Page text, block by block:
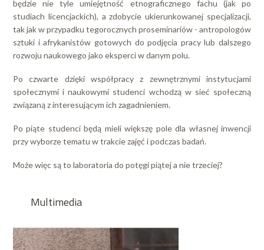
będzie nie tyle umiejętność etnograficznego fachu (jak po
studiach licencjackich), a zdobycie ukierunkowanej specjalizacji,
tak jak w przypadku tegorocznych proseminariów - antropologów
sztuki i afrykanistów gotowych do podjęcia pracy lub dalszego
rozwoju naukowego jako eksperci w danym polu.
Po czwarte dzięki współpracy z zewnętrznymi instytucjami
społecznymi i naukowymi studenci wchodzą w sieć społeczną
związaną z interesującym ich zagadnieniem.
Po piąte studenci będą mieli większę pole dla własnej inwencji
przy wyborze tematu w trakcie zajęć i podczas badań.
Może więc są to laboratoria do potęgi piątej a nie trzeciej?
Multimedia